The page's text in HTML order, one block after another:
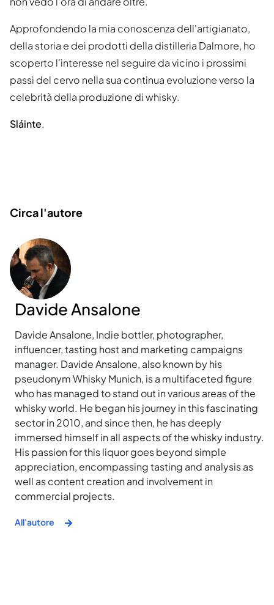
Approfondendo la mia conoscenza dell'artigianato,
della storia e dei prodotti della distilleria Dalmore, ho
scoperto l'interesse nel seguire da vicino i prossimi
passi del cervo nella sua continua evoluzione verso la
celebrità della produzione di whisky.
Sláinte.
Circa l'autore
Davide Ansalone
Davide Ansalone, Indie bottler, photographer,
influencer, tasting host and marketing campaigns
manager. Davide Ansalone, also known by his
pseudonym Whisky Munich, is a multifaceted figure
who has managed to stand out in various areas of the
whisky world. He began his journey in this fascinating
sector in 2010, and since then, he has deeply
immersed himself in all aspects of the whisky industry.
His passion for this liquor goes beyond simple
appreciation, encompassing tasting and analysis as
well as content creation and involvement in
commercial projects.
All'autore